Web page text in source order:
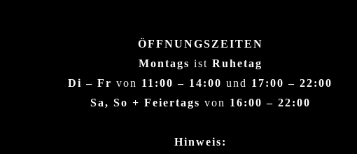
ÖFFNUNGSZEITEN
Montags ist Ruhetag
Di – Fr von 11:00 – 14:00 und 17:00 – 22:00
Sa, So + Feiertags von 16:00 – 22:00
Hinweis: